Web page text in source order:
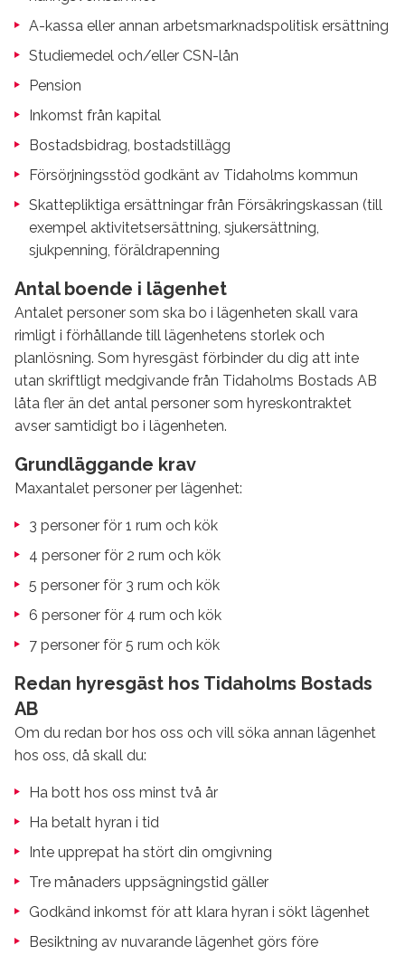
A-kassa eller annan arbetsmarknadspolitisk ersättning
Studiemedel och/eller CSN-lån
Pension
Inkomst från kapital
Bostadsbidrag, bostadstillägg
Försörjningsstöd godkänt av Tidaholms kommun
Skattepliktiga ersättningar från Försäkringskassan (till
exempel aktivitetsersättning, sjukersättning,
sjukpenning, föräldrapenning
Antal boende i lägenhet
Antalet personer som ska bo i lägenheten skall vara
rimligt i förhållande till lägenhetens storlek och
planlösning. Som hyresgäst förbinder du dig att inte
utan skriftligt medgivande från Tidaholms Bostads AB
låta fler än det antal personer som hyreskontraktet
avser samtidigt bo i lägenheten.
Grundläggande krav
Maxantalet personer per lägenhet:
3 personer för 1 rum och kök
4 personer för 2 rum och kök
5 personer för 3 rum och kök
6 personer för 4 rum och kök
7 personer för 5 rum och kök
Redan hyresgäst hos Tidaholms Bostads
AB
Om du redan bor hos oss och vill söka annan lägenhet
hos oss, då skall du:
Ha bott hos oss minst två år
Ha betalt hyran i tid
Inte upprepat ha stört din omgivning
Tre månaders uppsägningstid gäller
Godkänd inkomst för att klara hyran i sökt lägenhet
Besiktning av nuvarande lägenhet görs före